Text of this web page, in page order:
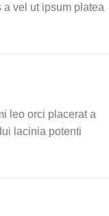
vel ut ipsum platea
leo orci placerat a
lacinia potenti